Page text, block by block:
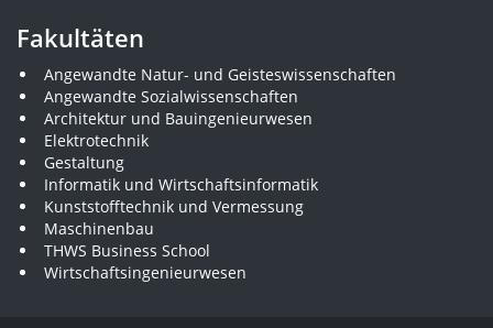
Fakultäten
Angewandte Natur- und Geisteswissenschaften
Angewandte Sozialwissenschaften
Architektur und Bauingenieurwesen
Elektrotechnik
Gestaltung
Informatik und Wirtschaftsinformatik
Kunststofftechnik und Vermessung
Maschinenbau
THWS Business School
Wirtschaftsingenieurwesen